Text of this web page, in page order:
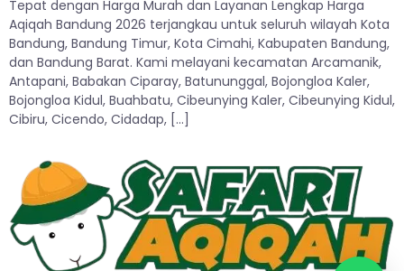
Tepat dengan Harga Murah dan Layanan Lengkap Harga
Aqiqah Bandung 2026 terjangkau untuk seluruh wilayah Kota
Bandung, Bandung Timur, Kota Cimahi, Kabupaten Bandung,
dan Bandung Barat. Kami melayani kecamatan Arcamanik,
Antapani, Babakan Ciparay, Batununggal, Bojongloa Kaler,
Bojongloa Kidul, Buahbatu, Cibeunying Kaler, Cibeunying Kidul,
Cibiru, Cicendo, Cidadap, […]